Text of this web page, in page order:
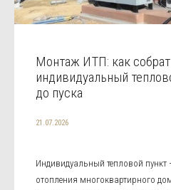
Монтаж ИТП: как
индивидуальный
до пуска
21.07.2026
Индивидуальный тепловой пункт
отопления многоквартирного